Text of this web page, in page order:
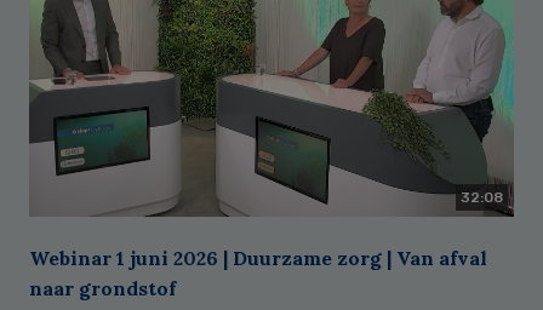
32:08
Webinar 1 juni 2026 | Duurzame zorg | Van afval
naar grondstof